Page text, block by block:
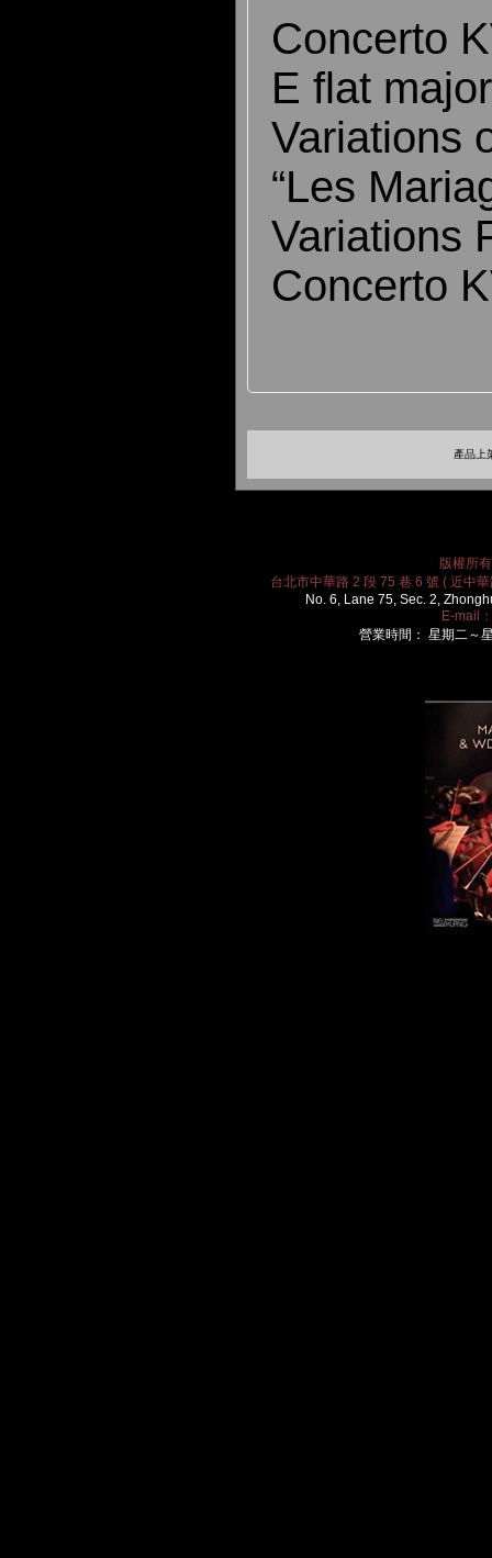
Concerto
E flat major
Variations
“Les
Variations
Concerto
產品上
版權所
台北市中華路 2 段 75 巷 6 號 ( 近中
No. 6, Lane 75, Sec. 2,
E-mail：
營業時間： 星期二～